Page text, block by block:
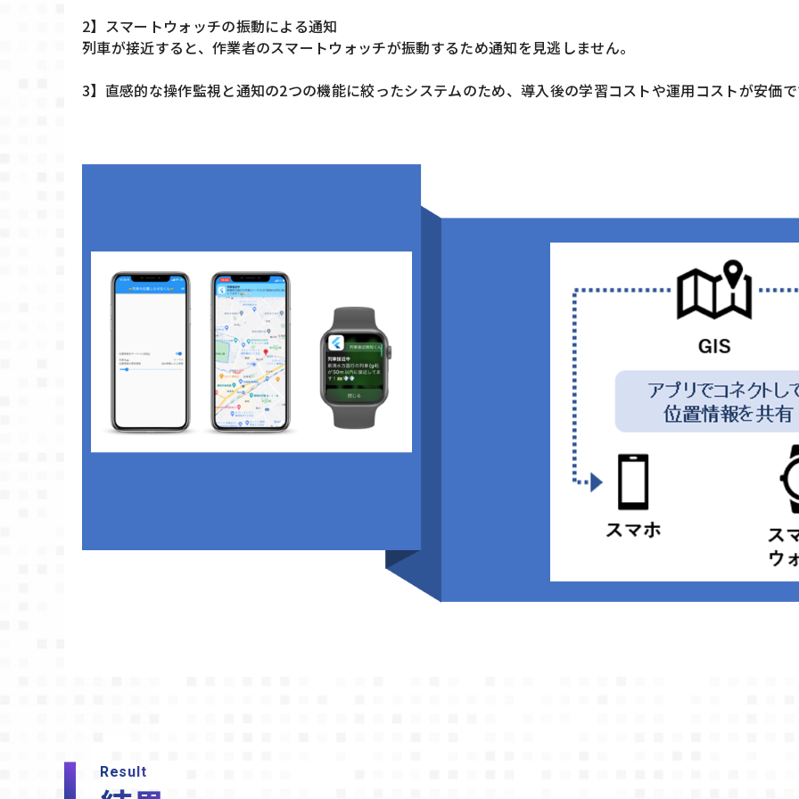
2】スマートウォッチの振動による通知
列車が接近すると、作業者のスマートウォッチが振動するため通知を見逃しません。
3】直感的な操作監視と通知の2つの機能に絞ったシステムのため、導入後の学習コストや運用コストが安価
Result